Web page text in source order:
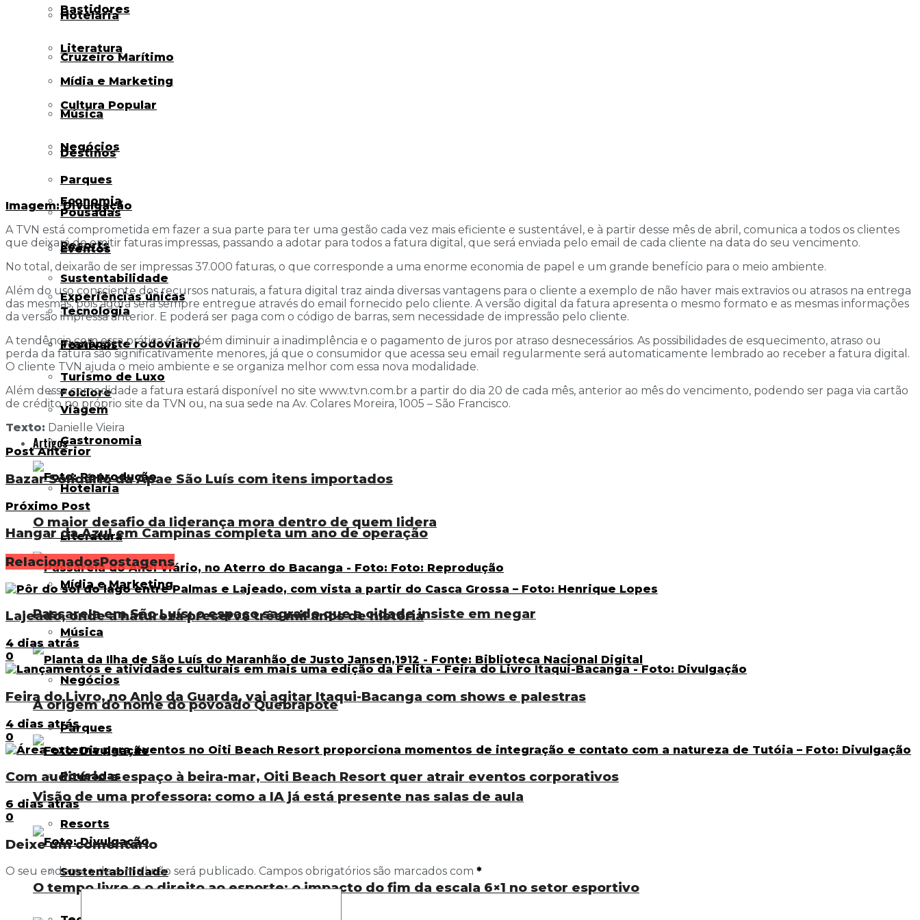
Hotelaria
Literatura
Mídia e Marketing
Música
Negócios
Parques
Pousadas
Resorts
Sustentabilidade
Tecnologia
Transporte rodoviário
Turismo de Luxo
Viagem
Artigos
O maior desafio da liderança mora dentro de quem lidera
Passarela em São Luís: o espaço sagrado que a cidade insiste em negar
A origem do nome do povoado Quebrapote
Visão de uma professora: como a IA já está presente nas salas de aula
O tempo livre e o direito ao esporte: o impacto do fim da escala 6×1 no setor esportivo
Bastidores
Cruzeiro Marítimo
Cultura Popular
Destinos
Economia
Eventos
Experiências únicas
Festivais
Folclore
Gastronomia
Hotelaria
Literatura
Mídia e Marketing
Música
Negócios
Parques
Pousadas
Resorts
Sustentabilidade
Imagem: Divulgação
A TVN está comprometida em fazer a sua parte para ter uma gestão cada vez mais eficiente e sustentável, e à partir desse mês de abril, comunica a todos os clientes
que deixará de emitir faturas impressas, passando a adotar para todos a fatura digital, que será enviada pelo email de cada cliente na data do seu vencimento.
No total, deixarão de ser impressas 37.000 faturas, o que corresponde a uma enorme economia de papel e um grande benefício para o meio ambiente.
Além do uso consciente dos recursos naturais, a fatura digital traz ainda diversas vantagens para o cliente a exemplo de não haver mais extravios ou atrasos na entrega
das mesmas, pois agora será sempre entregue através do email fornecido pelo cliente. A versão digital da fatura apresenta o mesmo formato e as mesmas informações
da versão impressa anterior. E poderá ser paga com o código de barras, sem necessidade de impressão pelo cliente.
A tendência com essa prática é também diminuir a inadimplência e o pagamento de juros por atraso desnecessários. As possibilidades de esquecimento, atraso ou
perda da fatura são significativamente menores, já que o consumidor que acessa seu email regularmente será automaticamente lembrado ao receber a fatura digital.
O cliente TVN ajuda o meio ambiente e se organiza melhor com essa nova modalidade.
Além dessa comodidade a fatura estará disponível no site www.tvn.com.br a partir do dia 20 de cada mês, anterior ao mês do vencimento, podendo ser paga via cartão
de crédito no próprio site da TVN ou, na sua sede na Av. Colares Moreira, 1005 – São Francisco.
Texto: Danielle Vieira
Post Anterior
Bazar Solidário da Apae São Luís com itens importados
Próximo Post
Hangar da Azul em Campinas completa um ano de operação
RelacionadosPostagens
Lajeado, onde a natureza preserva três mil anos de história
4 dias atrás
0
Feira do Livro, no Anjo da Guarda, vai agitar Itaqui-Bacanga com shows e palestras
4 dias atrás
0
Com auditório e espaço à beira-mar, Oiti Beach Resort quer atrair eventos corporativos
6 dias atrás
0
Deixe um comentário
O seu endereço de e-mail não será publicado. Campos obrigatórios são marcados com *